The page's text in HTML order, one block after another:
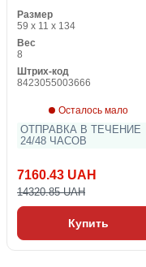
Размер
59 x 11 x 134
Вес
8
Штрих-код
8423055003666
Осталось мало
ОТПРАВКА В ТЕЧЕНИЕ
24/48 ЧАСОВ
7160.43 UAH
14320.85 UAH
Купить